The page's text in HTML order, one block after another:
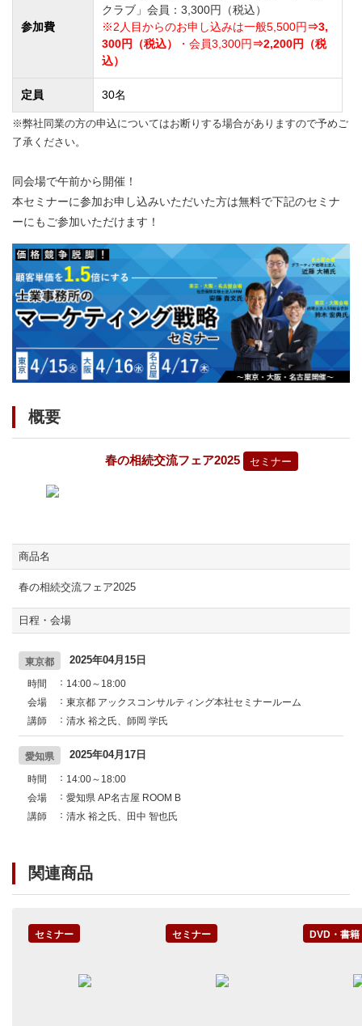
参加費
クラブ」会員：3,300円（税込）
※2人目からのお申し込みは一般5,500円⇒3,
300円（税込）
・会員3,300円⇒2,200円（税
込）
定員 30名
※弊社同業の方の申込についてはお断りする場合がありますので予めご
了承ください。
同会場で午前から開催！
本セミナーに参加お申し込みいただいた方は無料で下記のセミナ
ーにもご参加いただけます！
概要
春の相続交流フェア2025 セミナー
商品名
春の相続交流フェア2025
日程・会場
東京都 2025年04月15日
時間
14:00～18:00
会場
東京都 アックスコンサルティング本社セミナールーム
講師
清水 裕之氏、師岡 学氏
愛知県 2025年04月17日
時間
14:00～18:00
会場
愛知県 AP名古屋 ROOM B
講師
清水 裕之氏、田中 智也氏
関連商品
セミナー セミナー DVD・書籍